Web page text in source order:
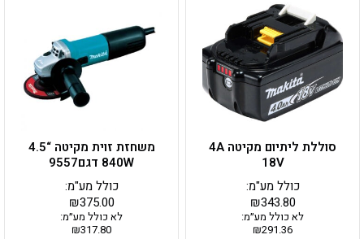
סוללת ליתיום מקיטה 4A
18V
₪343.80
כולל מע"מ:
לא כולל מע״מ:
₪291.36
משחזת זוית מקיטה “4.5
840W דגם9557
₪375.00
כולל מע"מ:
לא כולל מע״מ:
₪317.80